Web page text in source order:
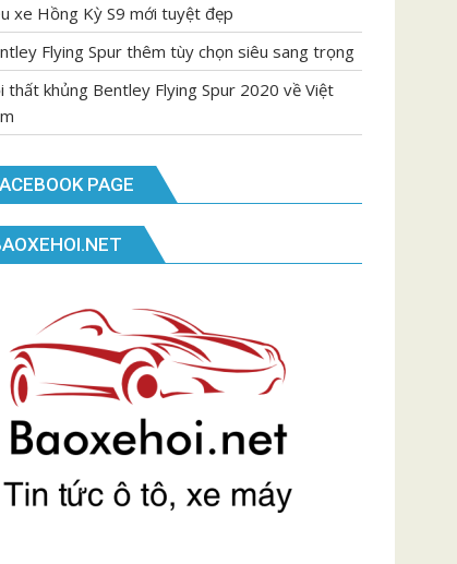
xe Hồng Kỳ S9 mới tuyệt đẹp
Flying Spur thêm tùy chọn siêu sang trọng
thất khủng Bentley Flying Spur 2020 về Việt
PAGE